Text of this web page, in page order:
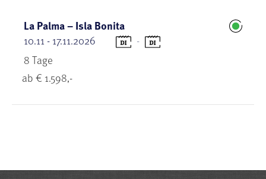
La Palma – Isla Bonita
10.11 - 17.11.2026
-
8 Tage
ab € 1.598,-